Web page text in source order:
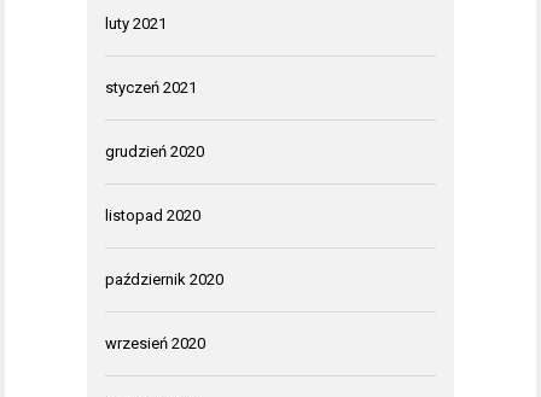
luty 2021
styczeń 2021
grudzień 2020
listopad 2020
październik 2020
wrzesień 2020